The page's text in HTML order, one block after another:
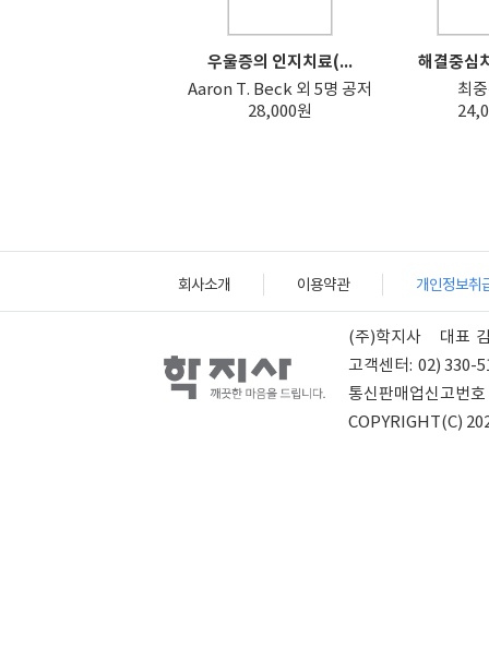
우울증의 인지치료(...
Aaron T. Beck 외 5명 공저
28,000원
해결중심
최
회사소개 이용약관 개인정보취
(주)학지사 대표
고객센터: 02) 330-
통신판매업신고번호
COPYRIGHT(C)